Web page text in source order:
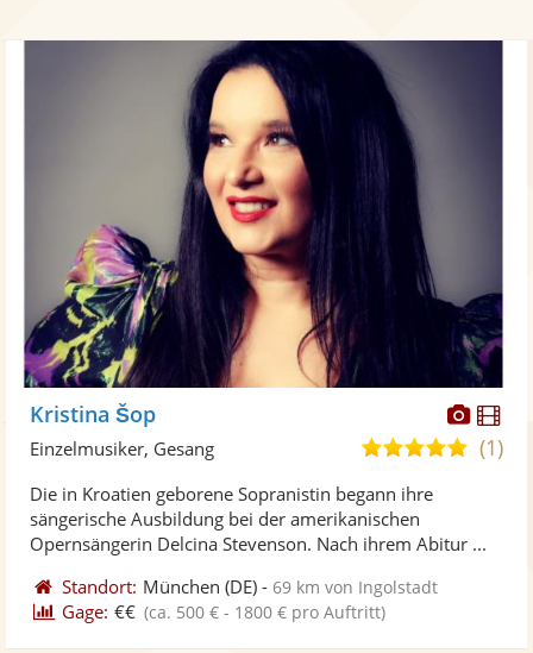
Kristina Šop
5,0
Sternen
(1)
Einzelmusiker, Gesang
Die in Kroatien geborene Sopranistin begann ihre
sängerische Ausbildung bei der amerikanischen
Opernsängerin Delcina Stevenson. Nach ihrem Abitur ...
Standort: München (DE) -69 km von Ingolstadt
Gage: €€ (ca. 500 € - 1800 € pro Auftritt)